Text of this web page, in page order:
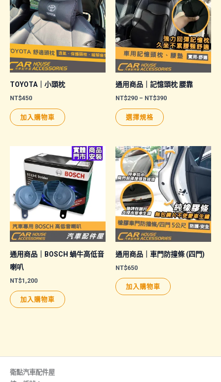
TOYOTA｜小頭枕
NT$450
加入購物車
通用商品｜記憶頭枕 腰靠
NT$290 – NT$390價
NT$390
選擇規格
有
多
種
款
式。
可
在
產
品
面
選
通用商品｜BOSCH 蝸牛高低音
喇叭
NT$1,200
加入購物車
通用商品｜車門防撞條 (四門)
NT$650
加入購物車
衛點汽車配件屋